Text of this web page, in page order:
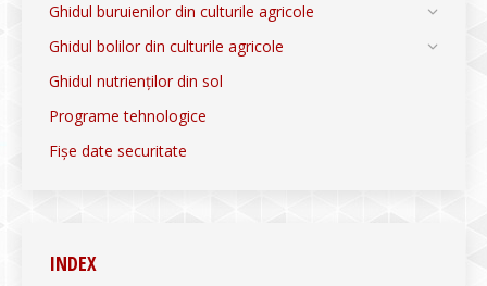
Ghidul buruienilor din culturile agricole
Ghidul bolilor din culturile agricole
Ghidul nutrienților din sol
Programe tehnologice
Fișe date securitate
INDEX